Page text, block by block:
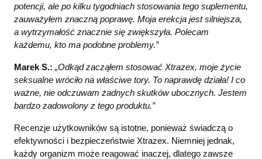
potencji, ale po kilku tygodniach stosowania tego suplementu,
zauważyłem znaczną poprawę. Moja erekcja jest silniejsza,
a wytrzymałość znacznie się zwiększyła. Polecam
każdemu, kto ma podobne problemy.”
Marek S.: „Odkąd zacząłem stosować Xtrazex, moje życie
seksualne wróciło na właściwe tory. To naprawdę działa! I co
ważne, nie odczuwam żadnych skutków ubocznych. Jestem
bardzo zadowolony z tego produktu.”
Recenzje użytkowników są istotne, ponieważ świadczą o
efektywności i bezpieczeństwie Xtrazex. Niemniej jednak,
każdy organizm może reagować inaczej, dlatego zawsze